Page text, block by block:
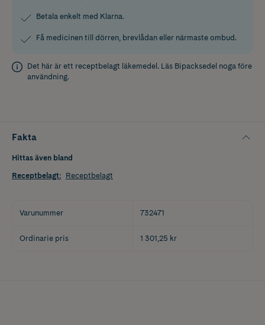
Betala enkelt med Klarna.
Få medicinen till dörren, brevlådan eller närmaste ombud.
Det här är ett receptbelagt läkemedel. Läs Bipacksedel noga före
användning.
Fakta
Hittas även bland
Receptbelagt: Receptbelagt
Varunummer 732471
Ordinarie pris 1 301,25 kr